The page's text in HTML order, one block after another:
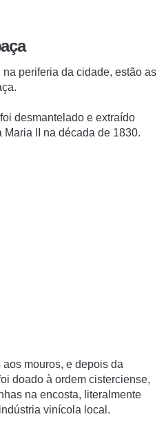
periferia da cidade, estão as
desmantelado e extraído
II na década de 1830.
mouros, e depois da
doado à ordem cisterciense,
na encosta, literalmente
vinícola local.